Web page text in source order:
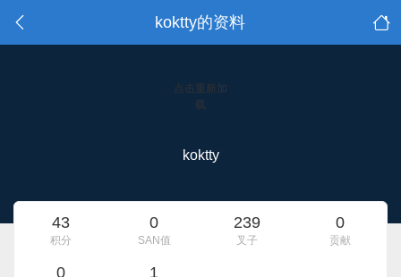
koktty的资料
点击重新加
载
koktty
43
积分
0
SAN值
239
叉子
0
贡献
0 1